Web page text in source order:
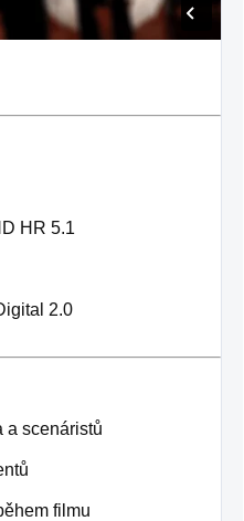
HR 5.1
2.0
a scenáristů
filmu